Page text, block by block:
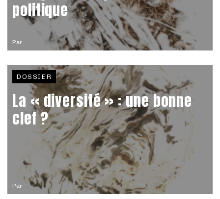
Par
politique
Par
DOSSIER
La « diversité » : une bonne
clef ?